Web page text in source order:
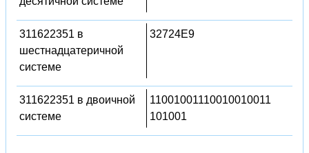
311622351 в
шестнадцатеричной
системе
32724E9
311622351 в двоичной
системе
11001001110010010011
101001